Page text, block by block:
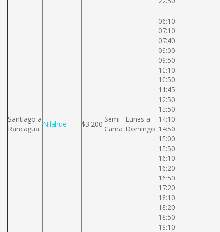
Santiago a
Rancagua
Nilahue $3.200
Semi
Cama
Lunes a
Domingo
06:10
07:10
07:40
09:00
09:50
10:10
10:50
11:45
12:50
13:50
14:10
14:50
15:00
15:50
16:10
16:20
16:50
17:20
18:10
18:20
18:50
19:10